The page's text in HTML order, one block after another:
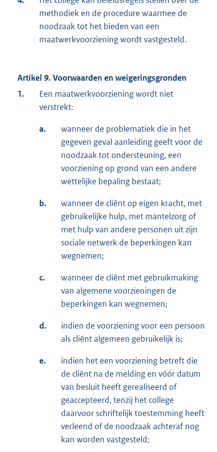
methodiek en de procedure waarmee de
noodzaak tot het bieden van een
maatwerkvoorziening wordt vastgesteld.
Artikel 9. Voorwaarden en weigeringsgronden
1.
Een maatwerkvoorziening wordt niet
verstrekt:
a.
wanneer de problematiek die in het
gegeven geval aanleiding geeft voor de
noodzaak tot ondersteuning, een
voorziening op grond van een andere
wettelijke bepaling bestaat;
b.
wanneer de cliënt op eigen kracht, met
gebruikelijke hulp, met mantelzorg of
met hulp van andere personen uit zijn
sociale netwerk de beperkingen kan
wegnemen;
c.
wanneer de cliënt met gebruikmaking
van algemene voorzieningen de
beperkingen kan wegnemen;
d.
indien de voorziening voor een persoon
als cliënt algemeen gebruikelijk is;
e.
indien het een voorziening betreft die
de cliënt na de melding en vóór datum
van besluit heeft gerealiseerd of
geaccepteerd, tenzij het college
daarvoor schriftelijk toestemming heeft
verleend of de noodzaak achteraf nog
kan worden vastgesteld;